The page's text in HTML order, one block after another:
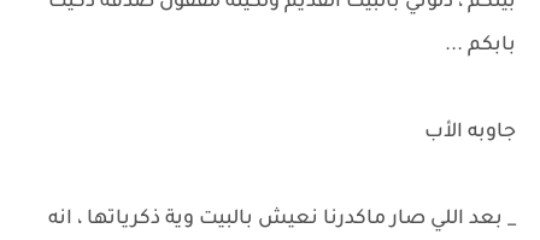
بابكم ...
جاوبه الأب
_ بعد اللي صار ماكدرنا نعيش بالبيت وية ذكرياتها ، انه